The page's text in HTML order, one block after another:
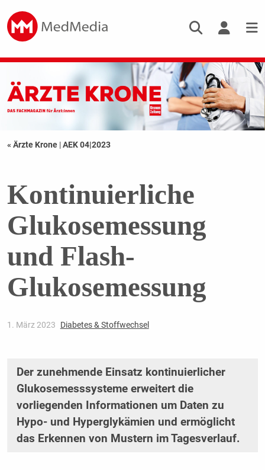
« Ärzte Krone |AEK 04|2023
Kontinuierliche
Glukosemessung
und Flash-
Glukosemessung
1. März 2023 Diabetes & Stoffwechsel
Der zunehmende Einsatz kontinuierlicher
Glukosemesssysteme erweitert die
vorliegenden Informationen um Daten zu
Hypo- und Hyperglykämien und ermöglicht
das Erkennen von Mustern im Tagesverlauf.